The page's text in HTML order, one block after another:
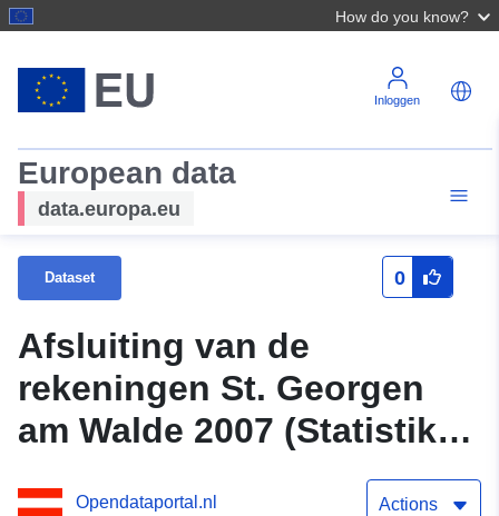
How do you know?
Inloggen
European data
data.europa.eu
Dataset 0
Afsluiting van de
rekeningen St. Georgen
am Walde 2007 (Statistik
Opendataportal.nl Actions